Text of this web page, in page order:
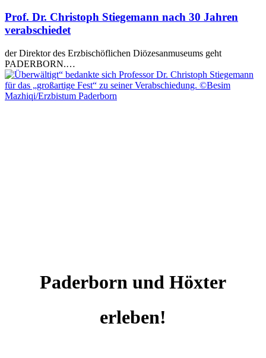
Prof. Dr. Christoph Stiegemann nach 30 Jahren
verabschiedet
der Direktor des Erzbischöflichen Diözesanmuseums geht
PADERBORN.…
Paderborn und Höxter
erleben!